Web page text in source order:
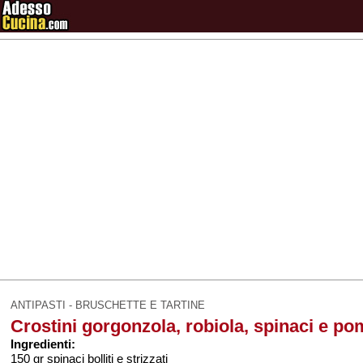
ANTIPASTI - BRUSCHETTE E TARTINE
Crostini gorgonzola, robiola, spinaci e
Ingredienti:
150 gr spinaci bolliti e strizzati